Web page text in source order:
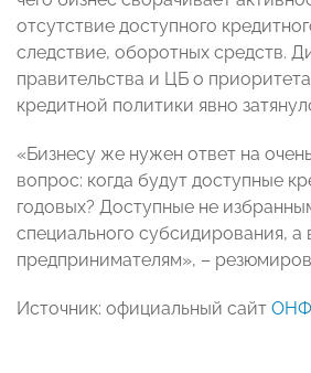
отсутствие доступного
следствие, оборотных средств.
правительства и ЦБ о
кредитной политики явно
«Бизнесу же нужен ответ на
вопрос: когда будут доступные
годовых? Доступные не
специального субсидирования, а
предпринимателям», –
Источник: официальный сайт ОНФ